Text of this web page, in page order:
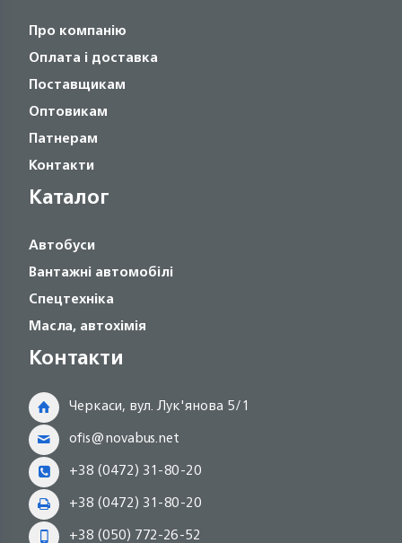
Про компанію
Оплата і доставка
Поставщикам
Оптовикам
Патнерам
Контакти
Каталог
Автобуси
Вантажні автомобілі
Спецтехніка
Масла, автохімія
Контакти
Черкаси, вул. Лук'янова 5/1
ofis@novabus.net
+38 (0472) 31-80-20
+38 (0472) 31-80-20
+38 (050) 772-26-52